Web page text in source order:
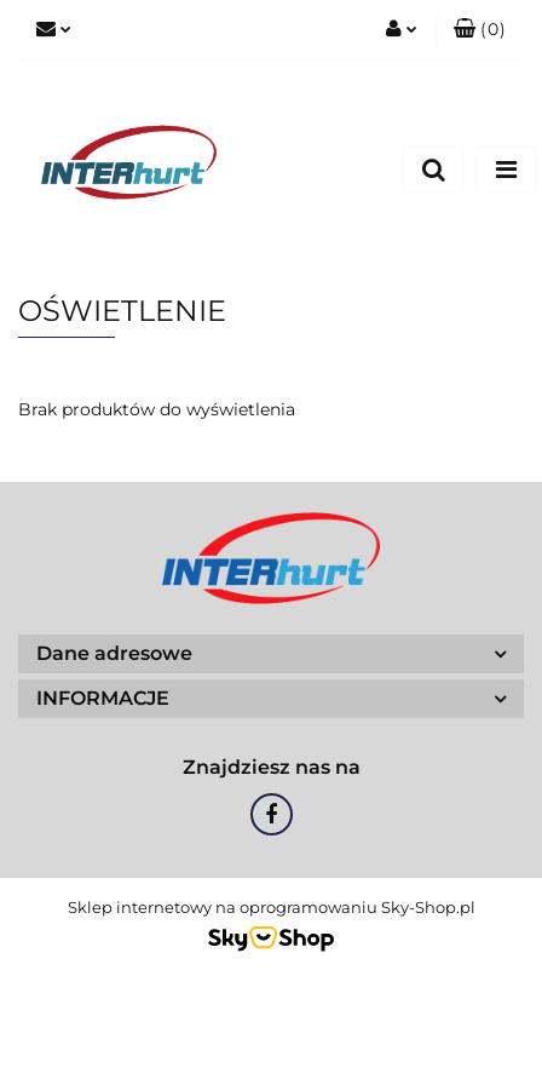
(0)
OŚWIETLENIE
Brak produktów do wyświetlenia
Dane adresowe
INFORMACJE
Znajdziesz nas na
Sklep internetowy na oprogramowaniu Sky-Shop.pl